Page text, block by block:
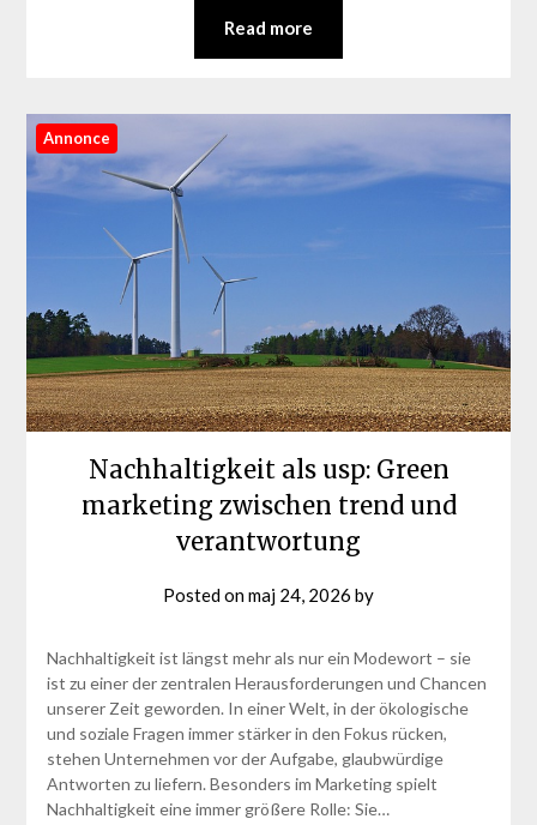
Read more
Annonce
Nachhaltigkeit als usp: Green
marketing zwischen trend und
verantwortung
Posted onmaj 24, 2026 by
Nachhaltigkeit ist längst mehr als nur ein Modewort – sie
ist zu einer der zentralen Herausforderungen und Chancen
unserer Zeit geworden. In einer Welt, in der ökologische
und soziale Fragen immer stärker in den Fokus rücken,
stehen Unternehmen vor der Aufgabe, glaubwürdige
Antworten zu liefern. Besonders im Marketing spielt
Nachhaltigkeit eine immer größere Rolle: Sie…